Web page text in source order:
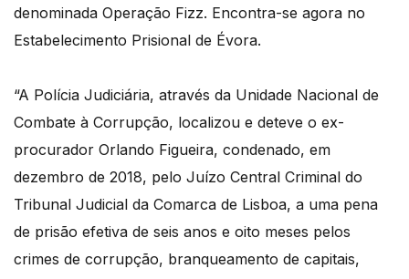
denominada Operação Fizz. Encontra-se agora no
Estabelecimento Prisional de Évora.
“A Polícia Judiciária, através da Unidade Nacional de
Combate à Corrupção, localizou e deteve o ex-
procurador Orlando Figueira, condenado, em
dezembro de 2018, pelo Juízo Central Criminal do
Tribunal Judicial da Comarca de Lisboa, a uma pena
de prisão efetiva de seis anos e oito meses pelos
crimes de corrupção, branqueamento de capitais,